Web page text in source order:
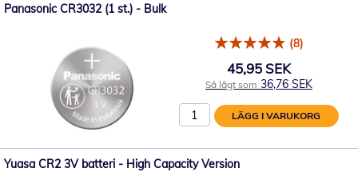
Panasonic CR3032 (1 st.) - Bulk
(8)
45,95 SEK
Så lågt som 36,76 SEK
LÄGG I VARUKORG
Yuasa CR2 3V batteri - High Capacity Version